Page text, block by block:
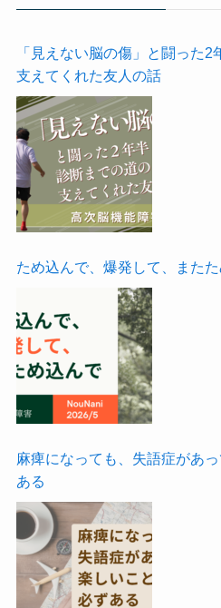
「見えない脳の傷」と闘った
支えてくれた友人の話
ため込んで、爆発して、また
麻痺になっても、失語症があ
ある